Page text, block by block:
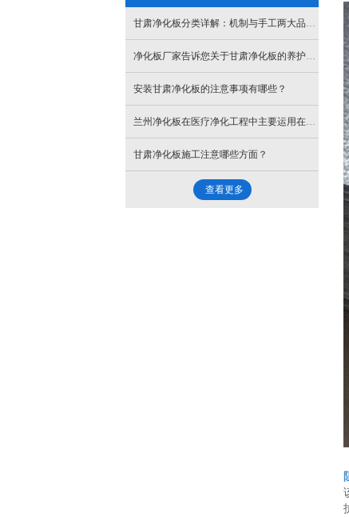
甘肃净化板分类详解：机制与手工两大品类，适配不同场景需求
净化板厂家告诉您关于甘肃净化板的养护方法
安装甘肃净化板的注意事项有哪些？
兰州净化板在医疗净化工程中主要运用在哪些方面
甘肃净化板施工注意哪些方面？
查看更多